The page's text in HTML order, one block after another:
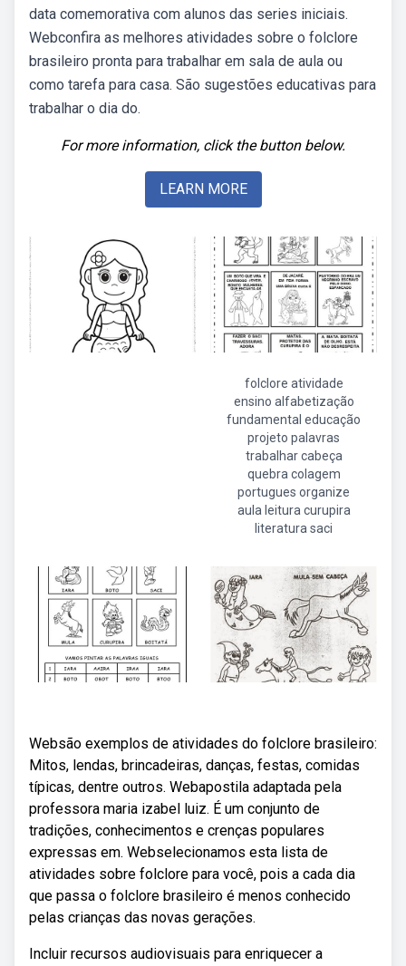
data comemorativa com alunos das series iniciais.
Webconfira as melhores atividades sobre o folclore
brasileiro pronta para trabalhar em sala de aula ou
como tarefa para casa. São sugestões educativas para
trabalhar o dia do.
For more information, click the button below.
LEARN MORE
folclore atividade
ensino alfabetização
fundamental educação
projeto palavras
trabalhar cabeça
quebra colagem
portugues organize
aula leitura curupira
literatura saci
Websão exemplos de atividades do folclore brasileiro:
Mitos, lendas, brincadeiras, danças, festas, comidas
típicas, dentre outros. Webapostila adaptada pela
professora maria izabel luiz. É um conjunto de
tradições, conhecimentos e crenças populares
expressas em. Webselecionamos esta lista de
atividades sobre folclore para você, pois a cada dia
que passa o folclore brasileiro é menos conhecido
pelas crianças das novas gerações.
Incluir recursos audiovisuais para enriquecer a